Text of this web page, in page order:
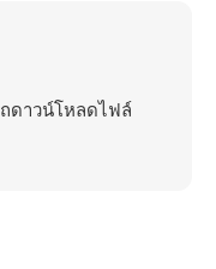
ดาวน์โหลดไฟล์